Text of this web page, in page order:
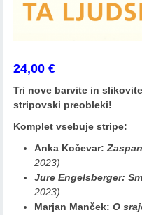
24,00€
Tri nove barvite in
stripovski preobleki!
Komplet vsebuje stripe:
Anka Kočevar:
2023)
Jure Engelsberger:
2023)
Marjan Manček:O